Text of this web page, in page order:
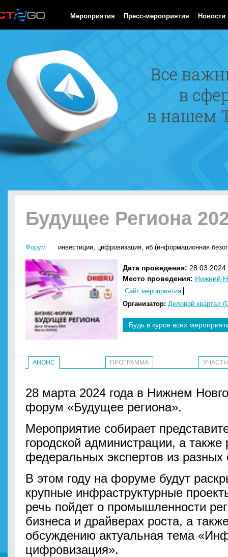
Мероприятия Пресс-мероприятия Новости
Будущее Региона
Форум инвестиции, цифровизация, иб (информационная
Дата проведения:
Место проведения: Нижний
Сайт мероприятия
Организатор: Деловой квартал
Будь в курсе всех
АНОНС ПРОГРАММА
28 марта 2024 года в Нижнем
форум «Будущее региона».
Мероприятие собирает
городской администрации, а также
федеральных экспертов из разных
В этом году на форуме будут
крупные инфраструктурные
речь пойдет о промышленности
бизнеса и драйверах роста, а
обсуждению актуальная тема
цифровизация».